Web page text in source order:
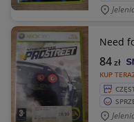
Need
KUP
84zł